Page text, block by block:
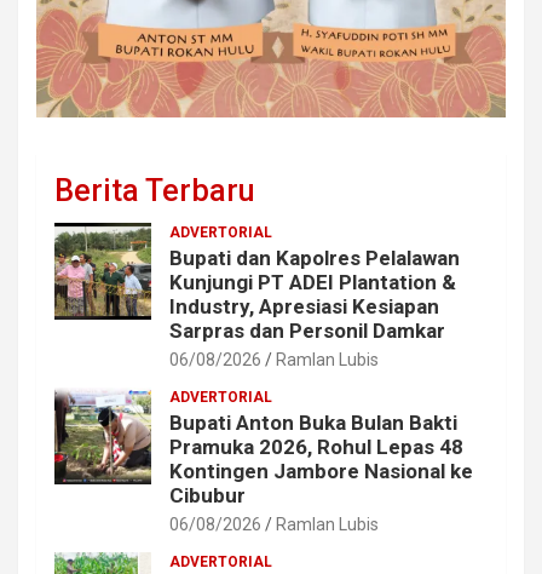
Berita Terbaru
ADVERTORIAL
Bupati dan Kapolres Pelalawan
Kunjungi PT ADEI Plantation &
Industry, Apresiasi Kesiapan
Sarpras dan Personil Damkar
06/08/2026 Ramlan Lubis
ADVERTORIAL
Bupati Anton Buka Bulan Bakti
Pramuka 2026, Rohul Lepas 48
Kontingen Jambore Nasional ke
Cibubur
06/08/2026 Ramlan Lubis
ADVERTORIAL